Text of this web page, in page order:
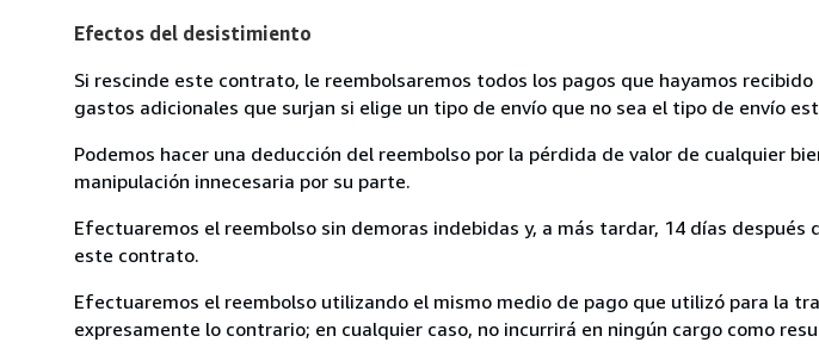
Efectos del desistimiento
Si rescinde este contrato, le reembolsaremos todos los pagos que hayamos
gastos adicionales que surjan si elige un tipo de envío que no sea el tipo de envío
Podemos hacer una deducción del reembolso por la pérdida de valor de cualquier
manipulación innecesaria por su parte.
Efectuaremos el reembolso sin demoras indebidas y, a más tardar, 14 días
este contrato.
Efectuaremos el reembolso utilizando el mismo medio de pago que utilizó para la
expresamente lo contrario; en cualquier caso, no incurrirá en ningún cargo como